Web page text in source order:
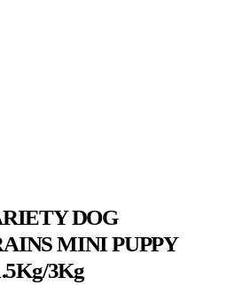
DOG
MINI PUPPY
3Kg